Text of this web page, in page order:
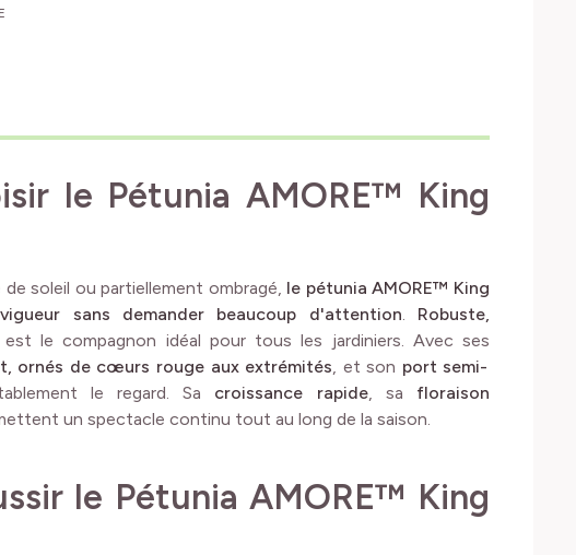
le Pétunia AMORE™ King
soleil ou partiellement ombragé, le pétunia AMORE™ King
sans demander beaucoup d'attention
Robuste,
est le compagnon idéal pour tous les jardiniers. Avec ses
ornés de cœurs rouge aux extrémités , et son port semi-
le regard. Sa croissance rapide, sa floraison
un spectacle continu tout au long de la saison.
le Pétunia AMORE™ King